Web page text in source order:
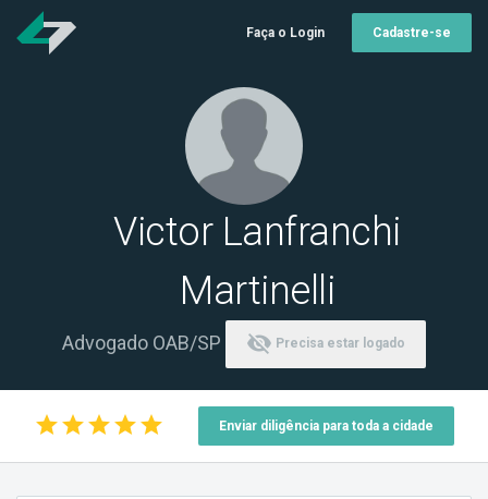
Faça o Login Cadastre-se
Victor Lanfranchi
Martinelli
Advogado OAB/SP visibility_off Precisa estar logado
starstarstarstarstar Enviar diligência para toda a cidade